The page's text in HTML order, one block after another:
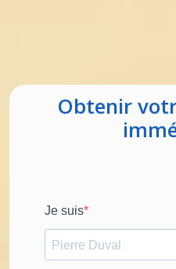
Obtenir